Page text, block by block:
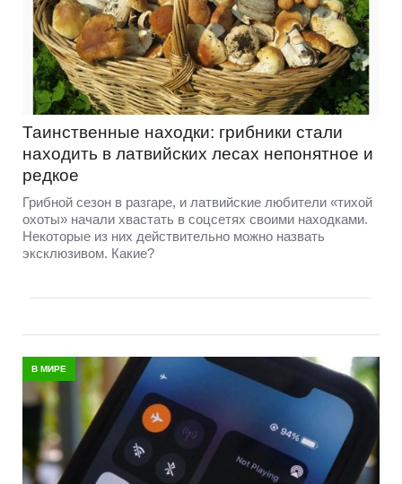
Таинственные находки: грибники стали
находить в латвийских лесах непонятное и
редкое
Грибной сезон в разгаре, и латвийские любители «тихой
охоты» начали хвастать в соцсетях своими находками.
Некоторые из них действительно можно назвать
эксклюзивом. Какие?
В МИРЕ